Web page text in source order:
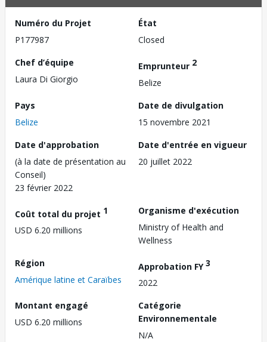
Numéro du Projet
P177987
État
Closed
Chef d’équipe
Laura Di Giorgio
Emprunteur 2
Belize
Pays
Belize
Date de divulgation
15 novembre 2021
Date d'approbation
(à la date de présentation au
Conseil)
23 février 2022
Date d'entrée en vigueur
20 juillet 2022
Coût total du projet 1
USD 6.20 millions
Organisme d'exécution
Ministry of Health and
Wellness
Région
Amérique latine et Caraïbes
Approbation FY3
2022
Montant engagé
USD 6.20 millions
Catégorie
Environnementale
N/A